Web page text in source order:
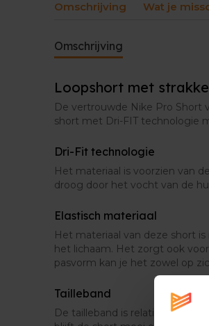
Omschrijving Wat je
Omschrijving
Loopshort met
De vertrouwde Nike Pro Short
short met Dri-FIT technologie
Dri-Fit technologie
Het materiaal is voorzien van
droog door het vocht van de
Elastisch materiaal
Het materiaal van deze short
het lichaam. Het zorgt ook
pasvorm kan je het zowel op
Tailleband
De tailleband is relatief breed